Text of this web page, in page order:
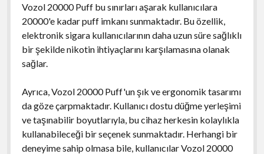
Vozol 20000 Puff bu sınırları aşarak kullanıcılara
20000'e kadar puff imkanı sunmaktadır. Bu özellik,
elektronik sigara kullanıcılarının daha uzun süre sağlıklı
bir şekilde nikotin ihtiyaçlarını karşılamasına olanak
sağlar.
Ayrıca, Vozol 20000 Puff'un şık ve ergonomik tasarımı
da göze çarpmaktadır. Kullanıcı dostu düğme yerleşimi
ve taşınabilir boyutlarıyla, bu cihaz herkesin kolaylıkla
kullanabileceği bir seçenek sunmaktadır. Herhangi bir
deneyime sahip olmasa bile, kullanıcılar Vozol 20000